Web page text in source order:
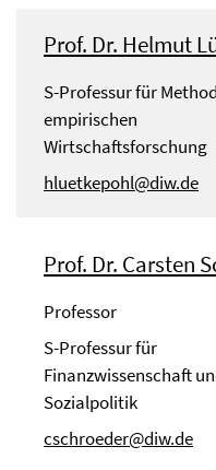
Prof. Dr. Helmut
S-Professur für
empirischen
Wirtschaftsforschung
hluetkepohl@diw.de
Prof. Dr. Carsten
Professor
S-Professur für
Finanzwissenschaft
Sozialpolitik
cschroeder@diw.de